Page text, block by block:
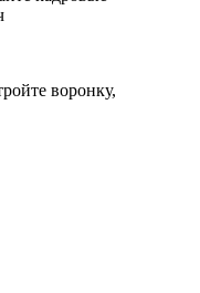
воронку,